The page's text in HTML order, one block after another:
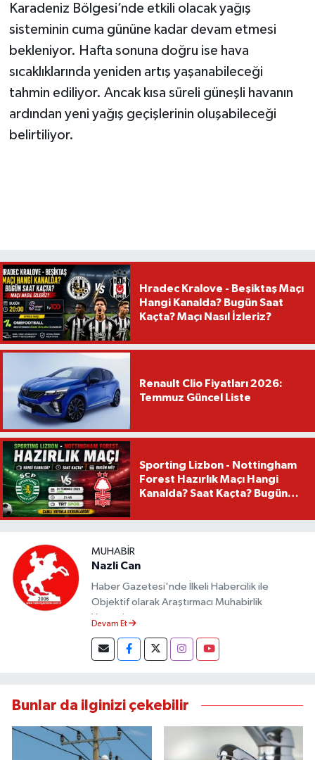
Karadeniz Bölgesi’nde etkili olacak yağış
sisteminin cuma gününe kadar devam etmesi
bekleniyor. Hafta sonuna doğru ise hava
sıcaklıklarında yeniden artış yaşanabileceği
tahmin ediliyor. Ancak kısa süreli güneşli havanın
ardından yeni yağış geçişlerinin oluşabileceği
belirtiliyor.
Hradec Kralove - Beşiktaş Maçı
Hangi Kanalda? Bugün Saat
Kaçta? Maçı Nasıl İzleriz?
Renault Clio Fiyatları 2026:
Temmuz Güncel Liste
Sporting Lizbon - Nottingham
Forest Hazırlık Maçı Hangi
Kanalda? Saat Kaçta? Bugün
MUHABIR
Nazli Can
Haber Gazetesi'nde İlkeli Habercilik ile
Objektif olarak Araştırmacı Muhabirlik
Yapmaktayım.
Devam Et
Bunlar da ilginizi çekebilir